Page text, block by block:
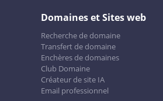
Domaines et Sites web
Recherche de domaine
Transfert de domaine
Enchères de domaines
Club Domaine
Créateur de site IA
Email professionnel